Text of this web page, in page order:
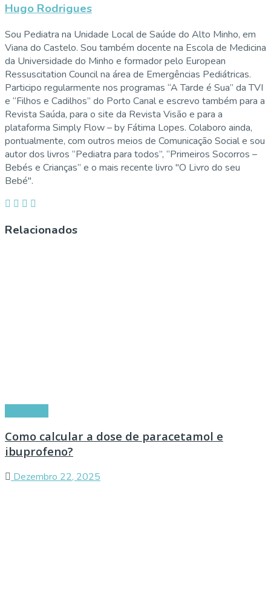
Hugo Rodrigues
Sou Pediatra na Unidade Local de Saúde do Alto Minho, em
Viana do Castelo. Sou também docente na Escola de Medicina
da Universidade do Minho e formador pelo European
Ressuscitation Council na área de Emergências Pediátricas.
Participo regularmente nos programas “A Tarde é Sua” da TVI
e “Filhos e Cadilhos” do Porto Canal e escrevo também para a
Revista Saúda, para o site da Revista Visão e para a
plataforma Simply Flow – by Fátima Lopes. Colaboro ainda,
pontualmente, com outros meios de Comunicação Social e sou
autor dos livros “Pediatra para todos”, “Primeiros Socorros –
Bebés e Crianças” e o mais recente livro "O Livro do seu
Bebé".
Relacionados
Como calcular a dose de paracetamol e
ibuprofeno?
Dezembro 22, 2025